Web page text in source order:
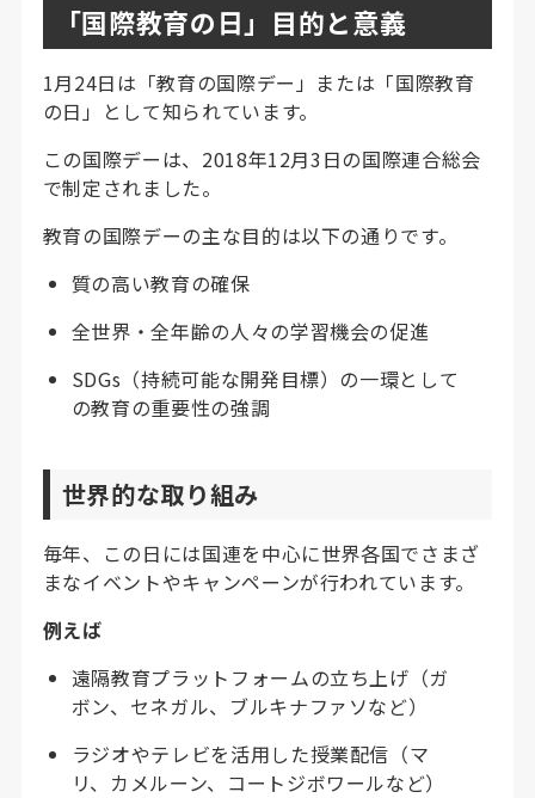
「国際教育の日」目的と意義
1月24日は「教育の国際デー」または「国際教育
の日」として知られています。
この国際デーは、2018年12月3日の国際連合総会
で制定されました。
教育の国際デーの主な目的は以下の通りです。
質の高い教育の確保
全世界・全年齢の人々の学習機会の促進
SDGs（持続可能な開発目標）の一環として
の教育の重要性の強調
世界的な取り組み
毎年、この日には国連を中心に世界各国でさまざ
まなイベントやキャンペーンが行われています。
例えば
遠隔教育プラットフォームの立ち上げ（ガ
ボン、セネガル、ブルキナファソなど）
ラジオやテレビを活用した授業配信（マ
リ、カメルーン、コートジボワールなど）